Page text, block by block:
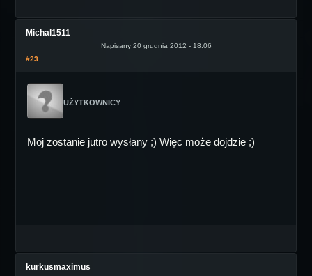
Michal1511
Napisany 20 grudnia 2012 - 18:06
#23
UŻYTKOWNICY
Moj zostanie jutro wysłany ;) Więc może dojdzie ;)
kurkusmaximus